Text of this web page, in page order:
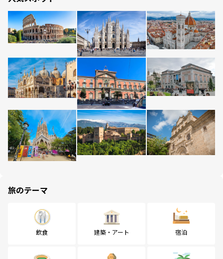
旅のテーマ
飲食 建築・アート 宿泊